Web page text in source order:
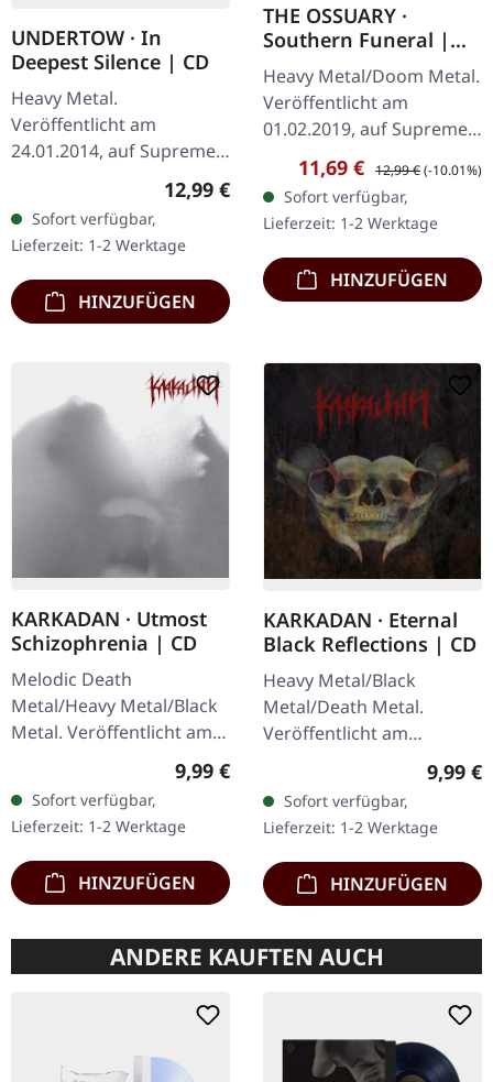
UNDERTOW · In
Deepest Silence | CD
Heavy Metal.
Veröffentlicht am
24.01.2014, auf Supreme
Chaos Records. CD im
Jewelcase. Heavy wie
Hölle und dennoch
abwechslungsreich. Das
neue Album…
Regulärer Preis:
12,99 €
Sofort verfügbar,
Lieferzeit: 1-2 Werktage
HINZUFÜGEN
THE OSSUARY ·
Southern Funeral |
DIGIPAK CD
Heavy Metal/Doom Metal.
Veröffentlicht am
01.02.2019, auf Supreme
Chaos Records.
Erstauflage als CD im
DigiPak mit 12-seitigem
Booklet. Geht es dir…
Verkaufspreis:
11,69 € Regulärer Preis:
12,99 €(-10.01%)
Sofort verfügbar,
Lieferzeit: 1-2 Werktage
HINZUFÜGEN
KARKADAN · Utmost
Schizophrenia | CD
Melodic Death
Metal/Heavy Metal/Black
Metal. Veröffentlicht am
08.03.2004, auf Supreme
Chaos Records. CD im
Jewelcase mit 16-seitigem
Booklet.…
Regulärer Preis:
9,99 €
Sofort verfügbar,
Lieferzeit: 1-2 Werktage
HINZUFÜGEN
KARKADAN · Eternal
Black Reflections | CD
Heavy Metal/Black
Metal/Death Metal.
Veröffentlicht am
19.01.2002, auf Supreme
Chaos Records. CD im
Jewelcase. Neuauflage mit
neuem Artwork,…
9,99 €
Sofort verfügbar,
Lieferzeit: 1-2 Werktage
HINZUFÜGEN
ANDERE KAUFTEN AUCH